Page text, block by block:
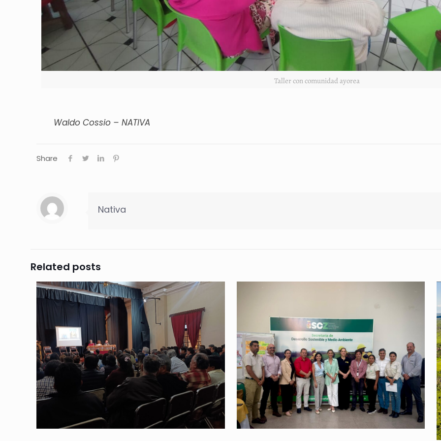
Taller con comunidad ayorea
Waldo Cossio – NATIVA
Share
Nativa
Related posts